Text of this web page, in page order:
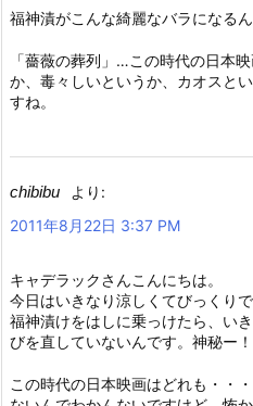
福神漬がこんな綺麗なバラになる
「薔薇の葬列」…この時代の日本
か、毒々しいというか、カオスと
すね。
chibibu
より:
2011年8月22日 3:37 PM
キャデラックさんこんにちは。
今日はいきなり涼しくてびっくりで
福神漬けをはしに乗っけたら、い
びを直していないんです。神秘ー！
この時代の日本映画はどれも・・